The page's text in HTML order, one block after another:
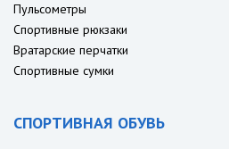
Пульсометры
Спортивные рюкзаки
Вратарские перчатки
Спортивные сумки
СПОРТИВНАЯ ОБУВЬ